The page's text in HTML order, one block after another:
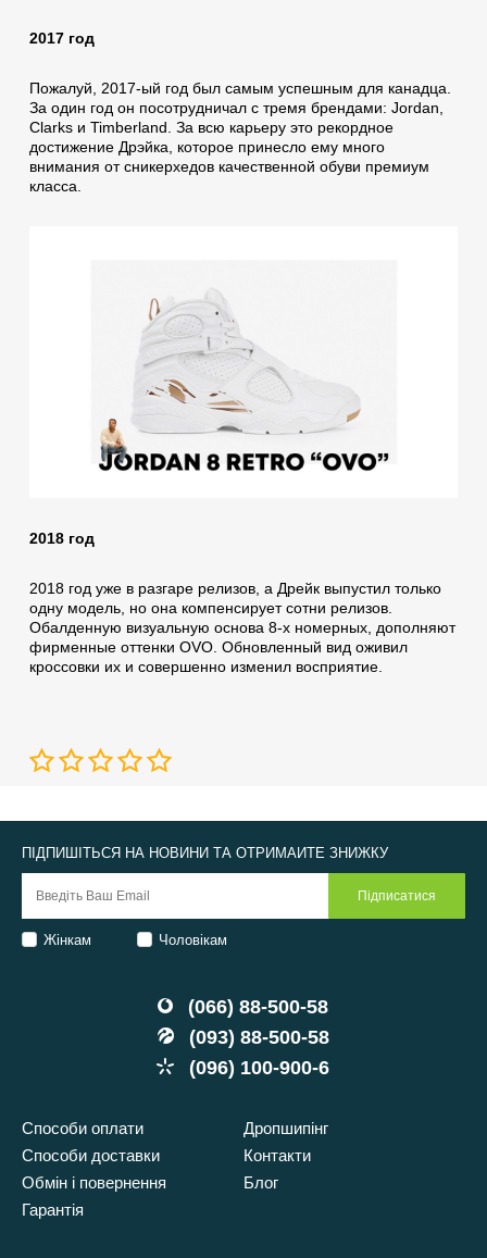
2017 год
Пожалуй, 2017-ый год был самым успешным для канадца.
За один год он посотрудничал с тремя брендами: Jordan,
Clarks и Timberland. За всю карьеру это рекордное
достижение Дрэйка, которое принесло ему много
внимания от сникерхедов качественной обуви премиум
класса.
2018 год
2018 год уже в разгаре релизов, а Дрейк выпустил только
одну модель, но она компенсирует сотни релизов.
Обалденную визуальную основа 8-х номерных, дополняют
фирменные оттенки OVO. Обновленный вид оживил
кроссовки их и совершенно изменил восприятие.
(066) 88-500-58
(093) 88-500-58
(096) 100-900-6
Способи оплати
Способи доставки
Обмін і повернення
Гарантія
Дропшипінг
Контакти
Блог
ПІДПИШІТЬСЯ НА НОВИНИ ТА ОТРИМАЙТЕ ЗНИЖКУ
Жінкам Чоловікам